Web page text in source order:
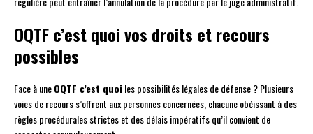
OQTF c’est quoi vos droits et recours
possibles
Face à uneOQTF c’est quoiles possibilités légales de défense ? Plusieurs
voies de recours s’offrent aux personnes concernées, chacune obéissant à des
règles procédurales strictes et des délais impératifs qu’il convient de